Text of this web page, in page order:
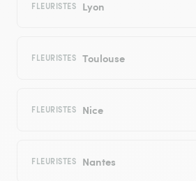
FLEURISTES Lyon
FLEURISTES Toulouse
FLEURISTES Nice
FLEURISTES Nantes